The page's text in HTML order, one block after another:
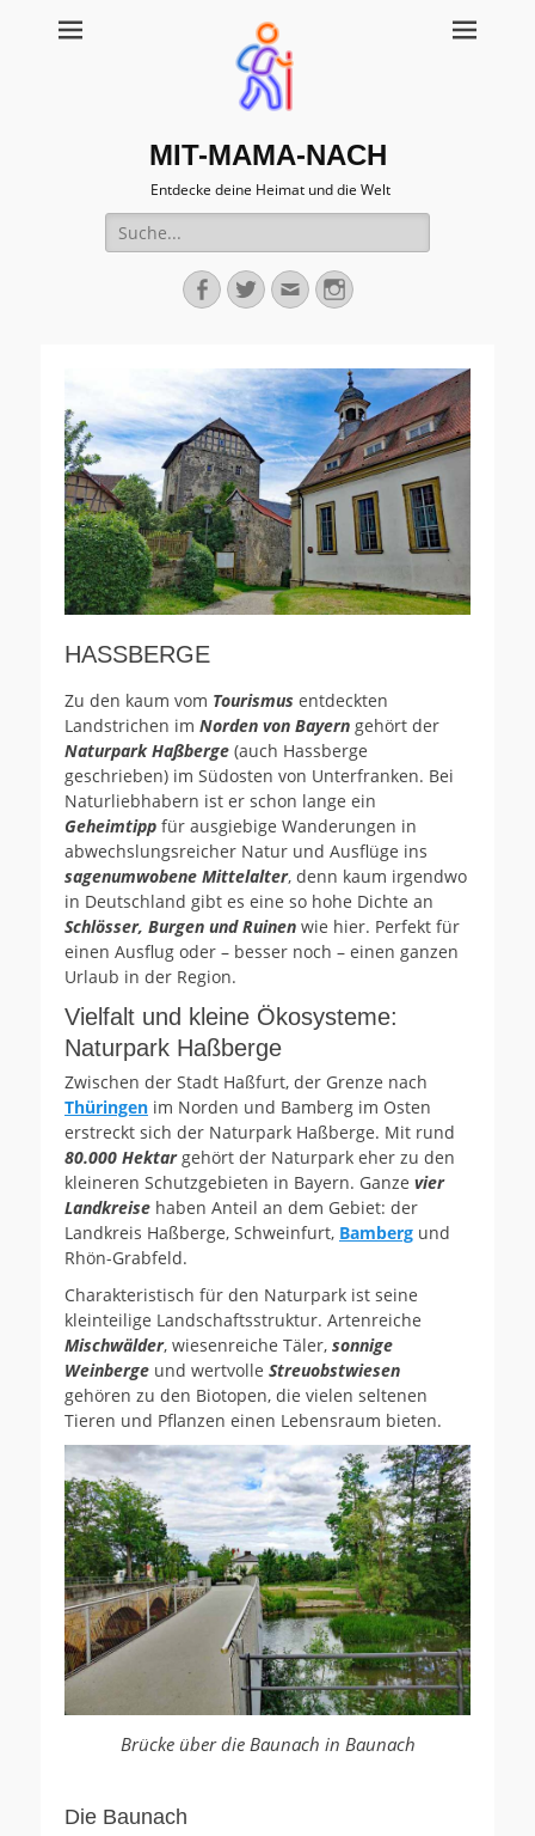
MIT-MAMA-NACH
Entdecke deine Heimat und die Welt
Suche
für:
Facebook
TwitterEmailInstagram
HASSBERGE
Zu den kaum vom Tourismus entdeckten
Landstrichen im Norden von Bayern gehört der
Naturpark Haßberge (auch Hassberge
geschrieben) im Südosten von Unterfranken. Bei
Naturliebhabern ist er schon lange ein
Geheimtipp für ausgiebige Wanderungen in
abwechslungsreicher Natur und Ausflüge ins
sagenumwobene Mittelalter, denn kaum irgendwo
in Deutschland gibt es eine so hohe Dichte an
Schlösser, Burgen und Ruinen wie hier. Perfekt für
einen Ausflug oder – besser noch – einen ganzen
Urlaub in der Region.
Vielfalt und kleine Ökosysteme:
Naturpark Haßberge
Zwischen der Stadt Haßfurt, der Grenze nach
Thüringen im Norden und Bamberg im Osten
erstreckt sich der Naturpark Haßberge. Mit rund
80.000 Hektargehört der Naturpark eher zu den
kleineren Schutzgebieten in Bayern. Ganze vier
Landkreise haben Anteil an dem Gebiet: der
Landkreis Haßberge, Schweinfurt, Bamberg und
Rhön-Grabfeld.
Charakteristisch für den Naturpark ist seine
kleinteilige Landschaftsstruktur. Artenreiche
Mischwälder, wiesenreiche Täler, sonnige
Weinberge und wertvolle Streuobstwiesen
gehören zu den Biotopen, die vielen seltenen
Tieren und Pflanzen einen Lebensraum bieten.
Brücke über die Baunach in Baunach
Die Baunach